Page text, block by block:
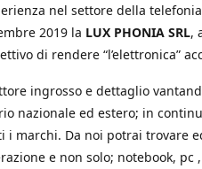
nel settore della telefonia
2019 la LUX PHONIA SRL,
di rendere “l’elettronica”
ingrosso e dettaglio
nazionale ed estero; in
i marchi. Da noi potrai trovare
e non solo; notebook, pc